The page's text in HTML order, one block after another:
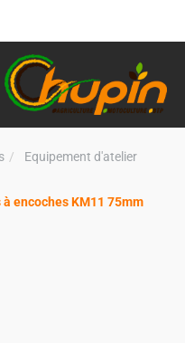
Equipement d'atelier
encoches KM11 75mm